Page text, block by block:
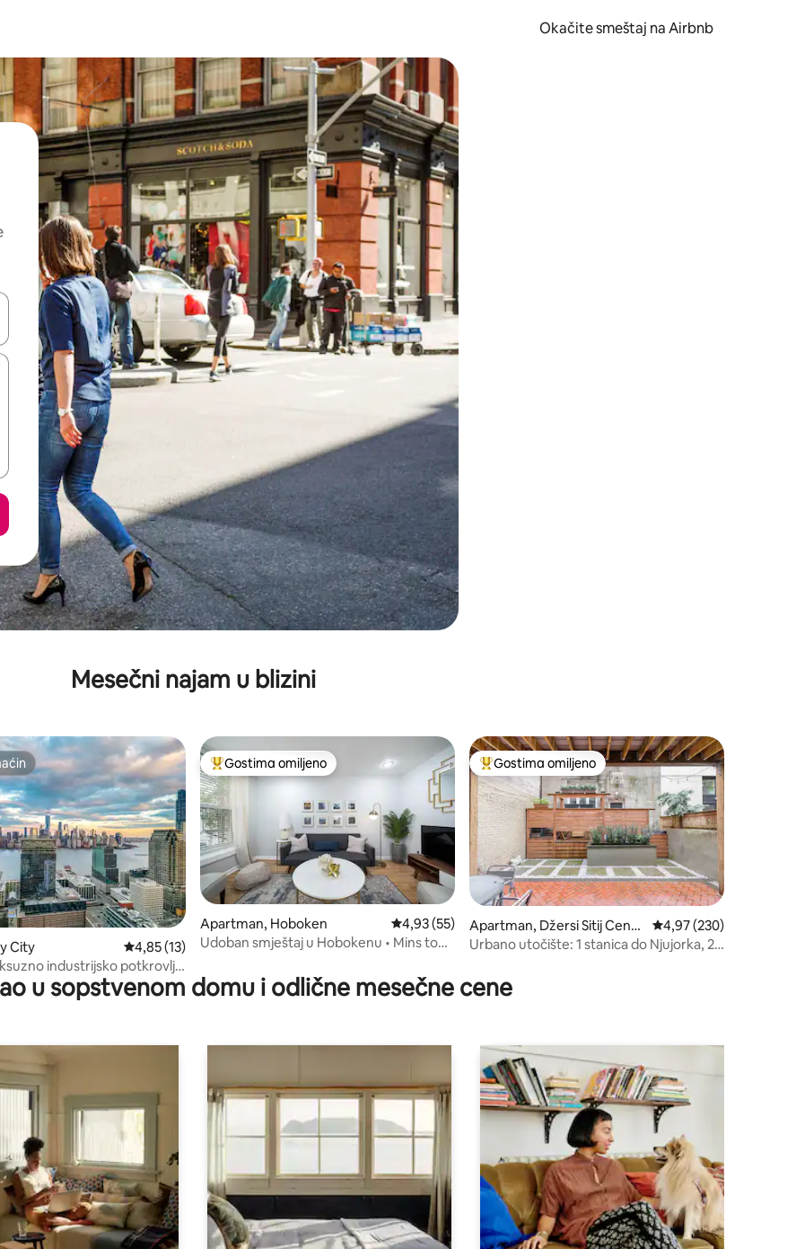
Okačite smeštaj na Airbnb
pomoću strelica nagore i nadole, kao i da ih istražujte dodirom ili prevlačenjem.
Mesečni najam u blizini
352
City Prosečna ocena 4,85 od 5, utisaka: 13
4,85 (13)
industrijsko potkrovlje
Najuspešniji među gostima omiljenim
Gostima omiljeno
Apartman, Hoboken Prosečna ocena 4,93 od 5, utisaka: 55
4,93 (55)
Udoban smještaj u Hobokenu • Mins to
Najuspešniji među gostima omiljenim
Gostima omiljeno
Apartman, Džersi Sitij Centa
r
Prosečna ocena 4,97
4,97 (230)
Urbano utočište: 1 stanica do Njujorka, 2
u sopstvenom domu i odlične mesečne cene